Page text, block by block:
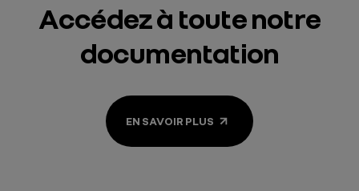
Accédez à toute notre
documentation
EN SAVOIR PLUS